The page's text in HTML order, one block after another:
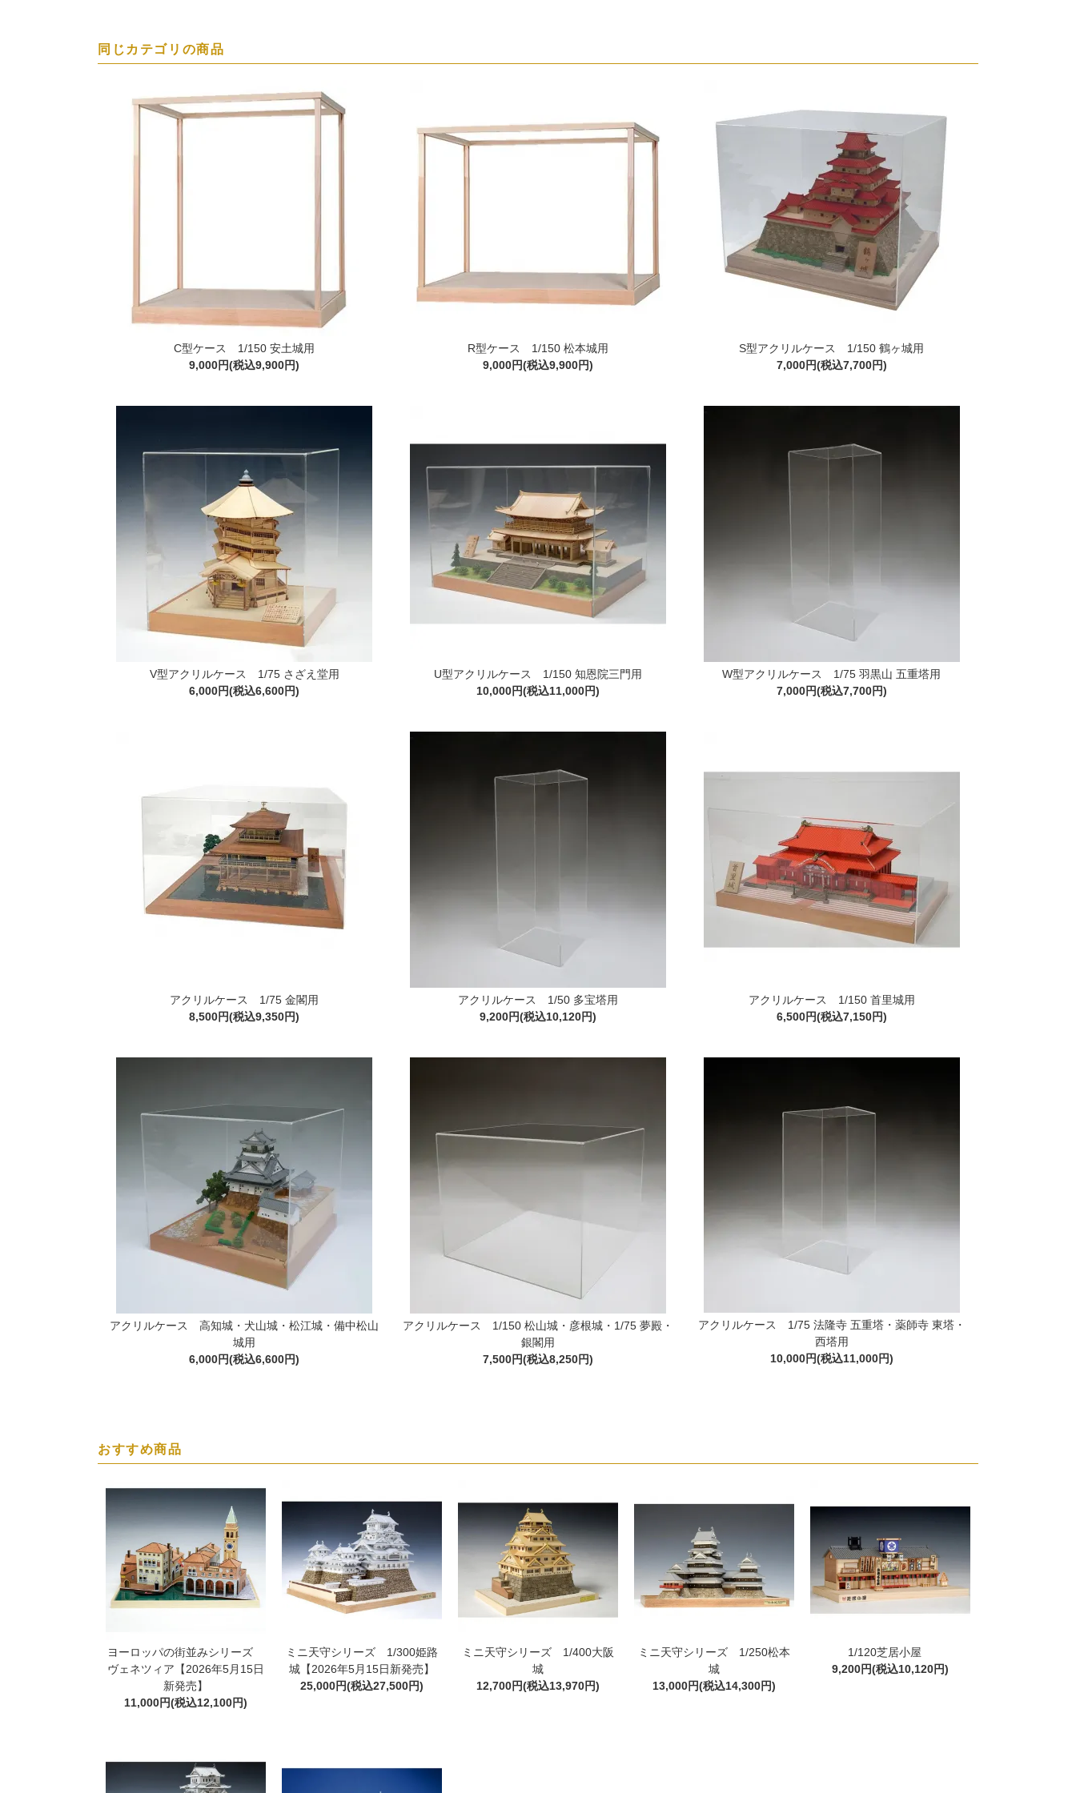
同じカテゴリの商品
C型ケース 1/150 安土城用
9,000円(税込9,900円)
R型ケース 1/150 松本城用
9,000円(税込9,900円)
S型アクリルケース 1/150 鶴ヶ城用
7,000円(税込7,700円)
V型アクリルケース 1/75 さざえ堂用
6,000円(税込6,600円)
U型アクリルケース 1/150 知恩院三門用
10,000円(税込11,000円)
W型アクリルケース 1/75 羽黒山 五重塔用
7,000円(税込7,700円)
アクリルケース 1/75 金閣用
8,500円(税込9,350円)
アクリルケース 1/50 多宝塔用
9,200円(税込10,120円)
アクリルケース 1/150 首里城用
6,500円(税込7,150円)
アクリルケース 高知城・犬山城・松江城・備中松山
城用
6,000円(税込6,600円)
アクリルケース 1/150 松山城・彦根城・1/75 夢殿・
銀閣用
7,500円(税込8,250円)
アクリルケース 1/75 法隆寺 五重塔・薬師寺 東塔・
西塔用
10,000円(税込11,000円)
おすすめ商品
ヨーロッパの街並みシリーズ
ヴェネツィア【2026年5月15日
新発売】
11,000円(税込12,100円)
ミニ天守シリーズ 1/300姫路
城【2026年5月15日新発売】
25,000円(税込27,500円)
ミニ天守シリーズ 1/400大阪
城
12,700円(税込13,970円)
ミニ天守シリーズ 1/250松本
城
13,000円(税込14,300円)
1/120芝居小屋
9,200円(税込10,120円)